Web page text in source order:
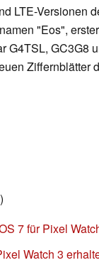
LTE-Versionen
"Eos",
G4TSL, GC3G8
Ziffernblätter
7 für Pixel
Watch 3